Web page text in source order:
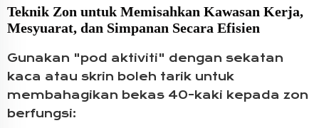
Teknik Zon untuk Memisahkan Kawasan Kerja,
Mesyuarat, dan Simpanan Secara Efisien
Gunakan "pod aktiviti" dengan sekatan
kaca atau skrin boleh tarik untuk
membahagikan bekas 40-kaki kepada zon
berfungsi: